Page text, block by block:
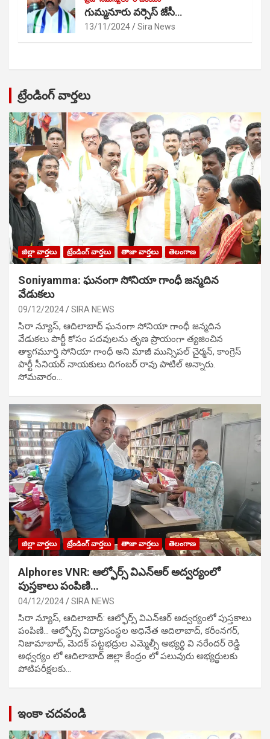
గుమ్మనూరు వర్సెస్ జేసీ…
13/11/2024 Sira News
ట్రేండింగ్ వార్తలు
జిల్లా వార్తలు ట్రేండింగ్ వార్తలు తాజా వార్తలు తెలంగాణ
Soniyamma: ఘ‌నంగా సోనియా గాంధీ జ‌న్మ‌దిన
వేడుక‌లు
09/12/2024 SIRA NEWS
సిరా న్యూస్, ఆదిలాబాద్ ఘ‌నంగా సోనియా గాంధీ జ‌న్మ‌దిన
వేడుక‌లు పార్టీ కోసం ప‌ద‌వుల‌ను తృణ ప్రాయంగా త్య‌జించిన
త్యాగమూర్తి సోనియా గాంధీ అని మాజీ మున్సిప‌ల్ చైర్మ‌న్, కాంగ్రెస్
పార్టీ సీనియ‌ర్ నాయ‌కులు దిగంబ‌ర్ రావు పాటిల్ అన్నారు.
సోమవారం…
జిల్లా వార్తలు ట్రేండింగ్ వార్తలు తాజా వార్తలు తెలంగాణ
Alphores VNR: ఆల్ఫోర్స్ విఎన్ఆర్ అద్వర్యంలో
పుస్తకాలు పంపిణి…
04/12/2024 SIRA NEWS
సిరా న్యూస్, ఆదిలాబాద్: ఆల్ఫోర్స్ విఎన్ఆర్ అద్వర్యంలో పుస్తకాలు
పంపిణి… ఆల్ఫోర్స్ విద్యాసంస్థల అధినేత ఆదిలాబాద్, కరీంనగర్,
నిజామాబాద్, మెదక్ పట్టభద్రుల ఎమ్మెల్సీ అభ్యర్థి వి నరేందర్ రెడ్డి
అధ్వర్యం లో ఆదిలాబాద్ జిల్లా కేంద్రం లో పలువురు అభ్యర్థులకు
పోటిప‌రీక్ష‌ల‌కు…
ఇంకా చదవండి